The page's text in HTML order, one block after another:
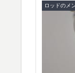
ロッドのメ